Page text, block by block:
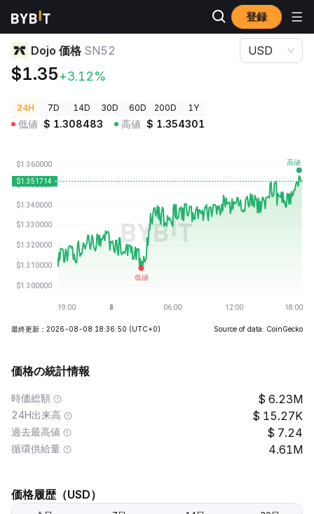
登録
暗号資産価格
Dojo 価格 SN52
$1.35+3.12%
USD
24H 7D 14D 30D 60D 200D 1Y
低値 $ 1.308483 高値 $ 1.354301
最終更新：2026-08-08 18:36:50 (UTC+0) Source of data: CoinGecko
価格の統計情報
時価総額 6.23M
24H出来高 15.27K
過去最高値 7.24
循環供給量 4.61M
価格履歴（USD）